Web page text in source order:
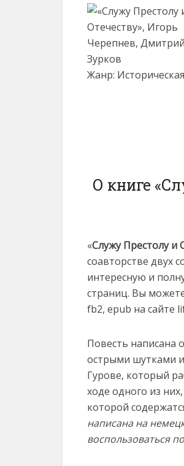
Жанр:
О книге
«Служу Престолу и
соавторстве двух
интересную и
страниц. Вы
fb2, epub на сайте
Повесть написана
острыми шутками
Гурове, который
ходе одного из
которой
написана на
воспользоваться